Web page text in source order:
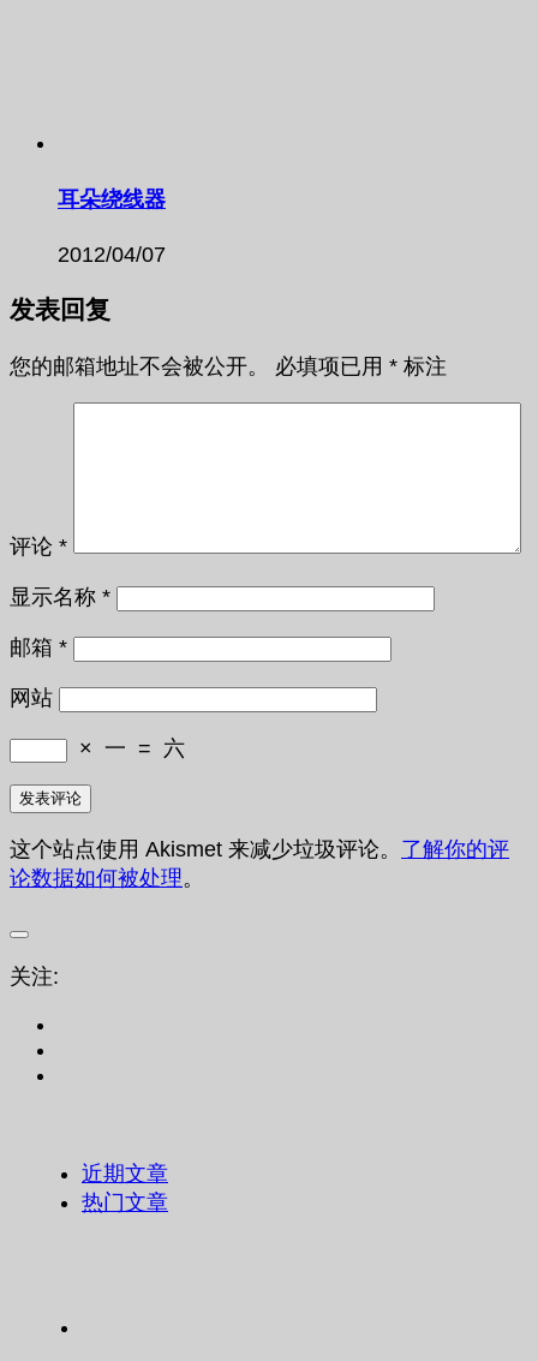
耳朵绕线器
2012/04/07
发表回复
您的邮箱地址不会被公开。 必填项已用 * 标注
评论 *
显示名称 *
邮箱 *
网站
× 一 = 六
这个站点使用 Akismet 来减少垃圾评论。 了解你的评
论数据如何被处理。
关注:
近期文章
热门文章